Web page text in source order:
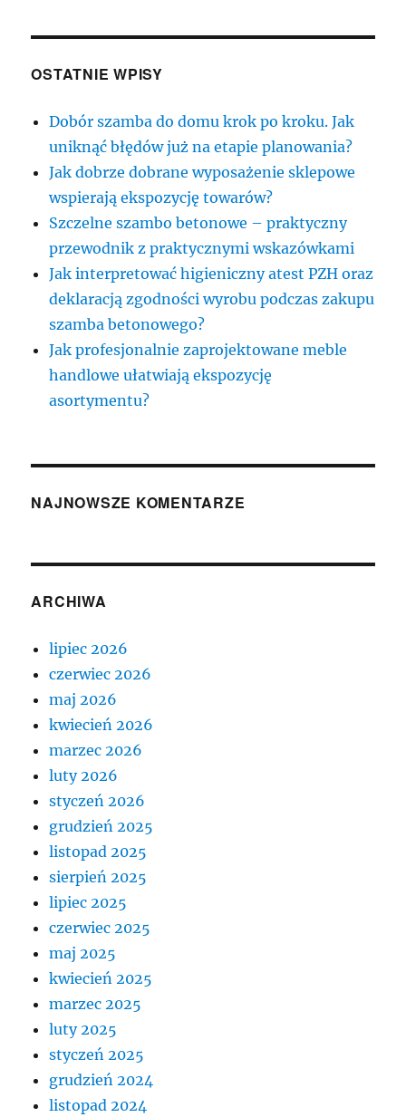
OSTATNIE WPISY
Dobór szamba do domu krok po kroku. Jak
uniknąć błędów już na etapie planowania?
Jak dobrze dobrane wyposażenie sklepowe
wspierają ekspozycję towarów?
Szczelne szambo betonowe – praktyczny
przewodnik z praktycznymi wskazówkami
Jak interpretować higieniczny atest PZH oraz
deklaracją zgodności wyrobu podczas zakupu
szamba betonowego?
Jak profesjonalnie zaprojektowane meble
handlowe ułatwiają ekspozycję
asortymentu?
NAJNOWSZE KOMENTARZE
ARCHIWA
lipiec 2026
czerwiec 2026
maj 2026
kwiecień 2026
marzec 2026
luty 2026
styczeń 2026
grudzień 2025
listopad 2025
sierpień 2025
lipiec 2025
czerwiec 2025
maj 2025
kwiecień 2025
marzec 2025
luty 2025
styczeń 2025
grudzień 2024
listopad 2024